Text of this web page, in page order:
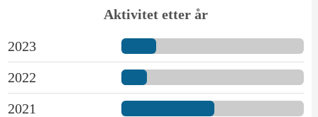
Aktivitet etter år
2023
2022
2021